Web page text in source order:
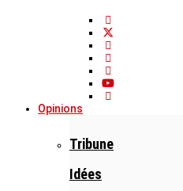
Opinions
Tribune
Idées